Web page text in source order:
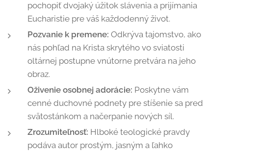
pochopiť dvojaký úžitok slávenia a prijímania
Eucharistie pre váš každodenný život.
Pozvanie k premene: Odkrýva tajomstvo, ako
nás pohľad na Krista skrytého vo sviatosti
oltárnej postupne vnútorne pretvára na jeho
obraz.
Oživenie osobnej adorácie: Poskytne vám
cenné duchovné podnety pre stíšenie sa pred
svätostánkom a načerpanie nových síl.
Zrozumiteľnosť: Hlboké teologické pravdy
podáva autor prostým, jasným a ľahko